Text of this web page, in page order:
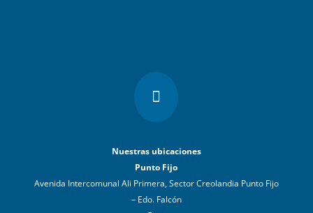

Nuestras ubicaciones
Punto Fijo
Avenida Intercomunal Ali Primera, Sector Creolandia Punto Fijo
– Edo. Falcón